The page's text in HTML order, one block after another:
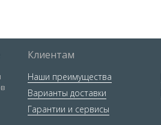
Клиентам
Наши преимущества
Варианты доставки
Гарантии и сервисы